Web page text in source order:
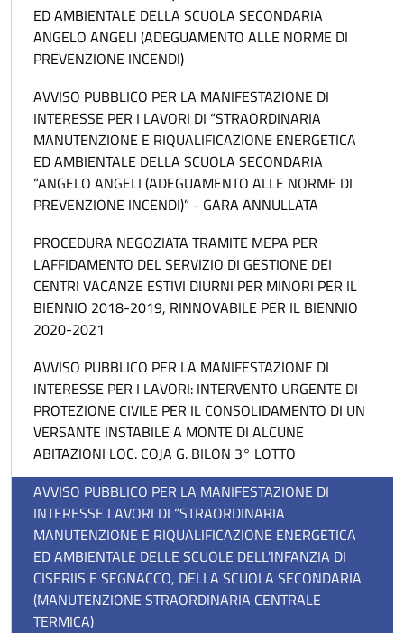
ED AMBIENTALE DELLA SCUOLA SECONDARIA
ANGELO ANGELI (ADEGUAMENTO ALLE NORME DI
PREVENZIONE INCENDI)
AVVISO PUBBLICO PER LA MANIFESTAZIONE DI
INTERESSE PER I LAVORI DI “STRAORDINARIA
MANUTENZIONE E RIQUALIFICAZIONE ENERGETICA
ED AMBIENTALE DELLA SCUOLA SECONDARIA
“ANGELO ANGELI (ADEGUAMENTO ALLE NORME DI
PREVENZIONE INCENDI)” - GARA ANNULLATA
PROCEDURA NEGOZIATA TRAMITE MEPA PER
L'AFFIDAMENTO DEL SERVIZIO DI GESTIONE DEI
CENTRI VACANZE ESTIVI DIURNI PER MINORI PER IL
BIENNIO 2018-2019, RINNOVABILE PER IL BIENNIO
2020-2021
AVVISO PUBBLICO PER LA MANIFESTAZIONE DI
INTERESSE PER I LAVORI: INTERVENTO URGENTE DI
PROTEZIONE CIVILE PER IL CONSOLIDAMENTO DI UN
VERSANTE INSTABILE A MONTE DI ALCUNE
ABITAZIONI LOC. COJA G. BILON 3° LOTTO
AVVISO PUBBLICO PER LA MANIFESTAZIONE DI
INTERESSE LAVORI DI “STRAORDINARIA
MANUTENZIONE E RIQUALIFICAZIONE ENERGETICA
ED AMBIENTALE DELLE SCUOLE DELL’INFANZIA DI
CISERIIS E SEGNACCO, DELLA SCUOLA SECONDARIA
(MANUTENZIONE STRAORDINARIA CENTRALE
TERMICA)